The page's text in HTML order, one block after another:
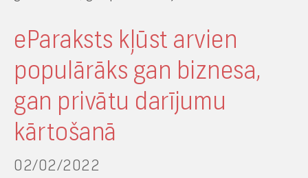
eParaksts kļūst arvien
populārāks gan biznesa,
gan privātu darījumu
kārtošanā
02/02/2022